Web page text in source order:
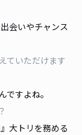
会いやチャンス
ていただけます
すよね。
大トリを務める